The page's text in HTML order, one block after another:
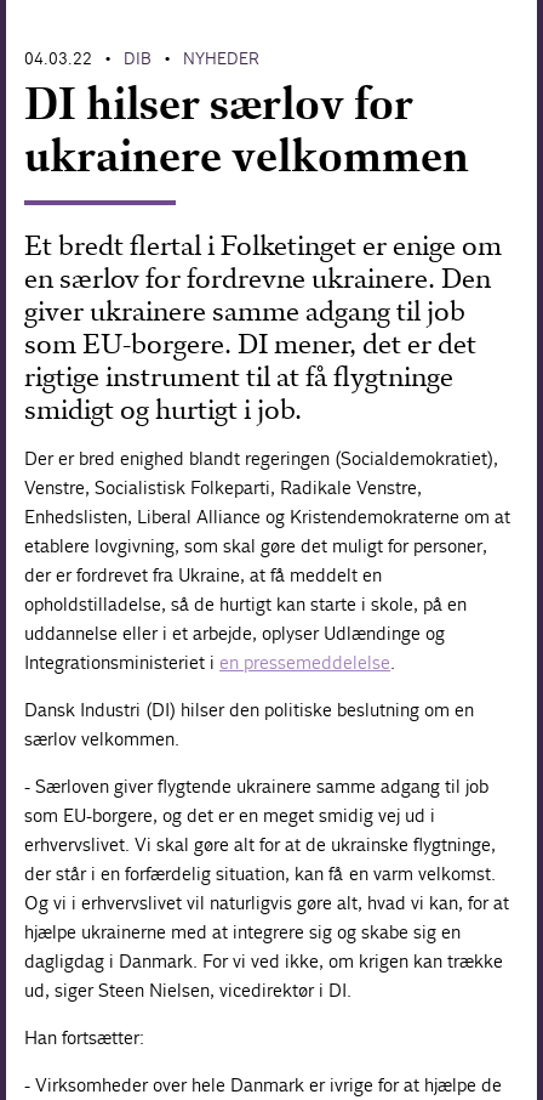
04.03.22 • DIB • NYHEDER
DI hilser særlov for
ukrainere velkommen
Et bredt flertal i Folketinget er enige om
en særlov for fordrevne ukrainere. Den
giver ukrainere samme adgang til job
som EU-borgere. DI mener, det er det
rigtige instrument til at få flygtninge
smidigt og hurtigt i job.
Der er bred enighed blandt regeringen (Socialdemokratiet),
Venstre, Socialistisk Folkeparti, Radikale Venstre,
Enhedslisten, Liberal Alliance og Kristendemokraterne om at
etablere lovgivning, som skal gøre det muligt for personer,
der er fordrevet fra Ukraine, at få meddelt en
opholdstilladelse, så de hurtigt kan starte i skole, på en
uddannelse eller i et arbejde, oplyser Udlændinge og
Integrationsministeriet ien pressemeddelelse
Dansk Industri (DI) hilser den politiske beslutning om en
særlov velkommen.
- Særloven giver flygtende ukrainere samme adgang til job
som EU-borgere, og det er en meget smidig vej ud i
erhvervslivet. Vi skal gøre alt for at de ukrainske flygtninge,
der står i en forfærdelig situation, kan få en varm velkomst.
Og vi i erhvervslivet vil naturligvis gøre alt, hvad vi kan, for at
hjælpe ukrainerne med at integrere sig og skabe sig en
dagligdag i Danmark. For vi ved ikke, om krigen kan trække
ud, siger Steen Nielsen, vicedirektør i DI.
Han fortsætter:
- Virksomheder over hele Danmark er ivrige for at hjælpe de